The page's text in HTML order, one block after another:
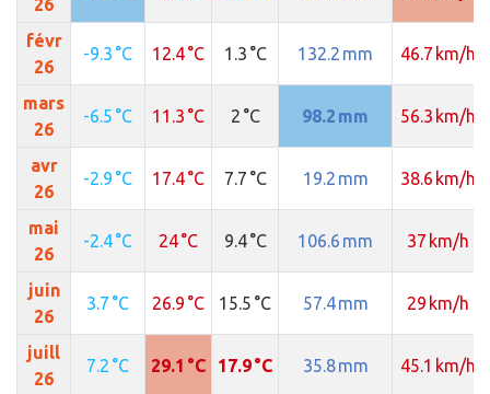
26
févr
26
-9.3 °C 12.4 °C 1.3 °C 132.2 mm 46.7 km/h
mars
26
-6.5 °C 11.3 °C 2 °C 98.2 mm 56.3 km/h
avr
26
-2.9 °C 17.4 °C 7.7 °C 19.2 mm 38.6 km/h
mai
26
-2.4 °C 24 °C 9.4 °C 106.6 mm 37 km/h
juin
26
3.7 °C 26.9 °C 15.5 °C 57.4 mm 29 km/h
juill
26
7.2 °C 29.1 °C 17.9 °C 35.8 mm 45.1 km/h